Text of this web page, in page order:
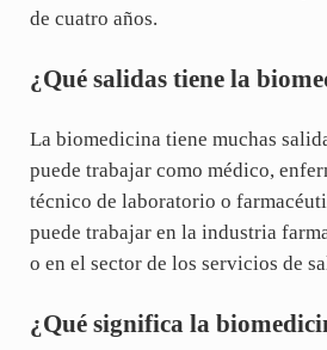
de cuatro años.
¿Qué salidas tiene la
La biomedicina tiene muchas
puede trabajar como médico,
técnico de laboratorio o
puede trabajar en la industria
o en el sector de los servicios de
¿Qué significa la